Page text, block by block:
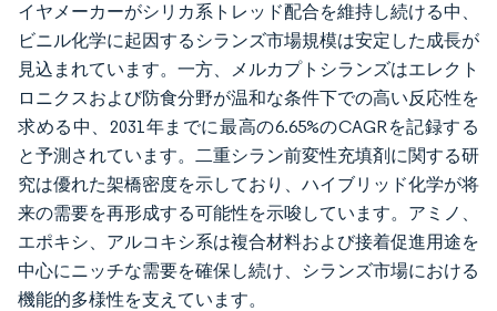
イヤメーカーがシリカ系トレッド配合を維持し続ける中、
ビニル化学に起因するシランズ市場規模は安定した成長が
見込まれています。一方、メルカプトシランズはエレクト
ロニクスおよび防食分野が温和な条件下での高い反応性を
求める中、2031年までに最高の6.65%のCAGRを記録する
と予測されています。二重シラン前変性充填剤に関する研
究は優れた架橋密度を示しており、ハイブリッド化学が将
来の需要を再形成する可能性を示唆しています。アミノ、
エポキシ、アルコキシ系は複合材料および接着促進用途を
中心にニッチな需要を確保し続け、シランズ市場における
機能的多様性を支えています。